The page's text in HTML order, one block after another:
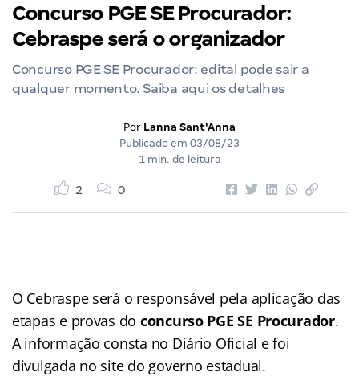
Concurso PGE SE Procurador:
Cebraspe será o organizador
Concurso PGE SE Procurador: edital pode sair a
qualquer momento. Saiba aqui os detalhes
Por Lanna Sant'Anna
Publicado em 03/08/23
1 min. de leitura
2 0
O Cebraspe será o responsável pela aplicação das
etapas e provas do concurso PGE SE Procurador.
A informação consta no Diário Oficial e foi
divulgada no site do governo estadual.